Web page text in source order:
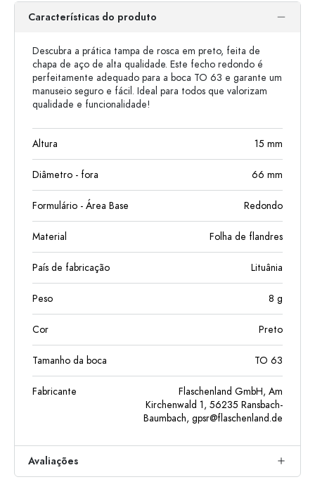
Características do produto
Descubra a prática tampa de rosca em preto, feita de
chapa de aço de alta qualidade. Este fecho redondo é
perfeitamente adequado para a boca TO 63 e garante um
manuseio seguro e fácil. Ideal para todos que valorizam
qualidade e funcionalidade!
Altura 15 mm
Diâmetro - fora 66 mm
Formulário - Área Base Redondo
Material Folha de flandres
País de fabricação Lituânia
Peso 8 g
Cor Preto
Tamanho da boca TO 63
Fabricante
Flaschenland GmbH, Am
Kirchenwald 1, 56235 Ransbach-
Baumbach, gpsr@flaschenland.de
Avaliações